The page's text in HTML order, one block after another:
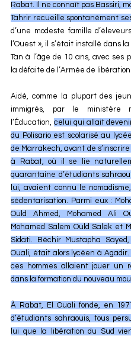
Rabat. Il ne connaît pas Bassiri,
Tahrir recueille spontanément
d’une modeste famille
l’Ouest », il s’était installé dans
Tan à l’âge de 10 ans, avec ses
la défaite de l’Armée de libération
Aidé, comme la plupart des
immigrés, par le ministère
l’Éducation, celui qui allait
du Polisario est scolarisé au
de Marrakech, avant de s’inscrire
à Rabat, où il se lie
quarantaine d’étudiants
lui, avaient connu le
sédentarisation. Parmi eux :
Ould Ahmed, Mohamed Ali
Mohamed Salem Ould Salek et
Sidati. Béchir Mustapha
Ouali, était alors lycéen à
ces hommes allaient jouer un
dans la formation du nouveau
À Rabat, El Ouali fonde, en
d’étudiants sahraouis, tous
lui que la libération du Sud